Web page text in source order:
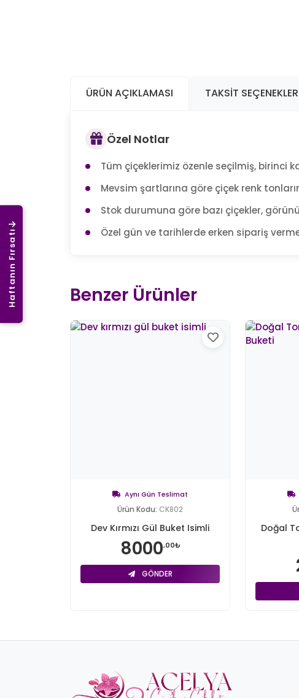
Haftanın Fırsatı
ÜRÜN AÇIKLAMASI TAKSIT
Özel Notlar
Tüm çiçeklerimiz özenle seçilmiş, birinci
Mevsim şartlarına göre çiçek renk
Stok durumuna göre bazı çiçekler,
Özel gün ve tarihlerde erken sipariş
Benzer Ürünler
Aynı Gün Teslimat
Ürün Kodu: CK802
Dev Kırmızı Gül Buket Isimli
8000,00₺
GÖNDER
Doğal